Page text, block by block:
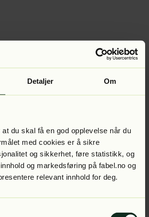
Detaljer Om
du skal få en god opplevelse når du
med cookies er å sikre
og sikkerhet, føre statistikk, og
og markedsføring på fabel.no og
relevant innhold for deg.